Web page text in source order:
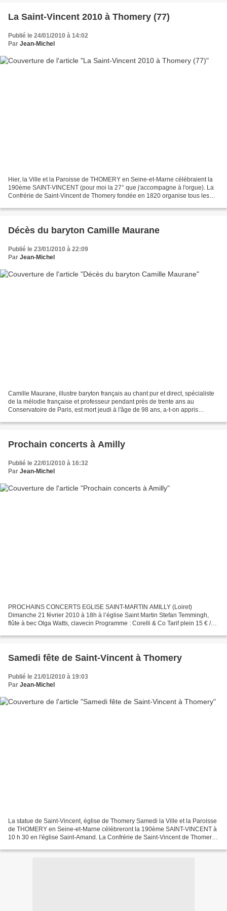
La Saint-Vincent 2010 à Thomery (77)
Publié le 24/01/2010 à 14:02
Par Jean-Michel
Hier, la Ville et la Paroisse de THOMERY en Seine-et-Marne célébraient la
190ème SAINT-VINCENT (pour moi la 27° que j'accompagne à l'orgue). La
Confrérie de Saint-Vincent de Thomery fondée en 1820 organise tous les
Décès du baryton Camille Maurane
Publié le 23/01/2010 à 22:09
Par Jean-Michel
Camille Maurane, illustre baryton français au chant pur et direct, spécialiste
de la mélodie française et professeur pendant près de trente ans au
Conservatoire de Paris, est mort jeudi à l'âge de 98 ans, a-t-on appris
Prochain concerts à Amilly
Publié le 22/01/2010 à 16:32
Par Jean-Michel
PROCHAINS CONCERTS EGLISE SAINT-MARTIN AMILLY (Loiret)
Dimanche 21 février 2010 à 18h à l’église Saint Martin Stefan Temmingh,
flûte à bec Olga Watts, clavecin Programme : Corelli & Co Tarif plein 15 € /
Samedi fête de Saint-Vincent à Thomery
Publié le 21/01/2010 à 19:03
Par Jean-Michel
La statue de Saint-Vincent, église de Thomery Samedi la Ville et la Paroisse
de THOMERY en Seine-et-Marne célébreront la 190ème SAINT-VINCENT à
10 h 30 en l'église Saint-Amand. La Confrérie de Saint-Vincent de Thomery